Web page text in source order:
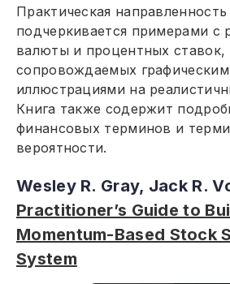
Практическая направленность
подчеркивается примерами с
валюты и процентных ставок,
сопровождаемых
иллюстрациями на
Книга также содержит
финансовых терминов и
вероятности.
Wesley R. Gray, Jack R.
Practitioner’s Guide to
Momentum-Based Stock
System